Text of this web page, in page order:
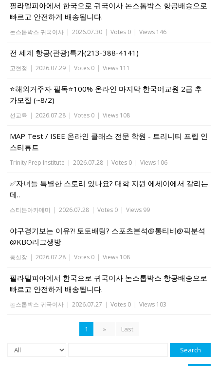
필라델피아에서 한국으로 귀국이사 논스톱박스 항공배송으로
빠르고 안전하게 배송됩니다.
논스톱박스 귀국이사 | 2026.07.30 | Votes 0 | Views 146
전 세계 항공(관광)특가(213-388-4141)
고현정 | 2026.07.29 | Votes 0 | Views 111
⭐해외거주자 필독⭐100% 온라인 마지막 한국어교원 2급 추
가모집 (~8/2)
선교육 | 2026.07.28 | Votes 0 | Views 108
MAP Test / ISEE 온라인 클래스 전문 학원 - 트리니티 프렙 인
스티튜트
Trinity Prep Institute | 2026.07.28 | Votes 0 | Views 106
✅자녀들 특별한 스토리 있나요? 대학 지원 에세이에서 갈리는
데..
스티븐아카데미 | 2026.07.28 | Votes 0 | Views 99
야구경기보는 이유?! 토토배팅? 스포츠분석@통티비@픽분석
@KBO리그생방
통실장 | 2026.07.28 | Votes 0 | Views 108
필라델피아에서 한국으로 귀국이사 논스톱박스 항공배송으로
빠르고 안전하게 배송됩니다.
논스톱박스 귀국이사 | 2026.07.27 | Votes 0 | Views 103
1 » Last
Search